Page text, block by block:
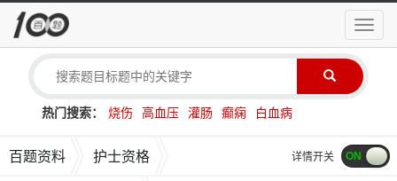
导
航
热门搜索： 烧伤 高血压 灌肠 癫痫 白血病
百题资料 护士资格 详情开关